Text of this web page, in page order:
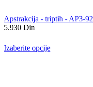
Apstrakcija - triptih - AP3-92
5.930 Din
Izaberite opcije